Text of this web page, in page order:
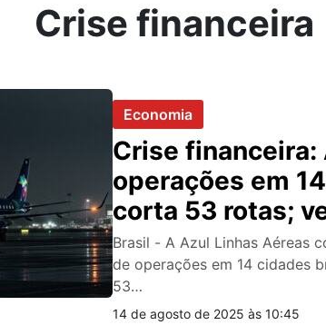
Crise financeira
Economia
Crise financeira:
operações em
corta 53 rotas;
Brasil - A Azul Linhas Aéreas
de operações em 14 cidades
53…
14 de agosto de 2025 às 10:45